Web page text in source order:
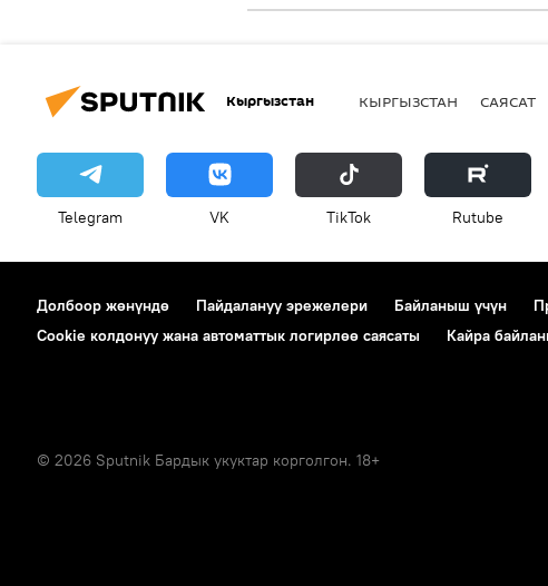
Кыргызстан КЫРГЫЗСТАН САЯСАТ
Telegram VK ТikТоk Rutube
Долбоор жөнүндө Пайдалануу эрежелери Байланыш үчүн
Cookie колдонуу жана автоматтык логирлөө саясаты
Кайра
© 2026 Sputnik Бардык укуктар корголгон. 18+